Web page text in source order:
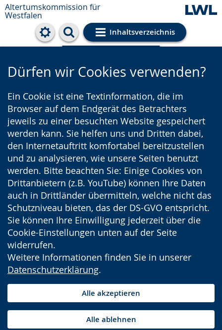
Altertumskommission für
Westfalen
Inhaltsverzeichnis
Cookie-Einstellungen
Dürfen wir Cookies verwenden?
Ein Cookie ist eine Textinformation, die im
Browser auf dem Endgerät des Betrachters
jeweils zu einer besuchten Website gespeichert
werden kann. Sie helfen uns und Dritten dabei,
den Internetauftritt komfortabel bereitzustellen
und zu analysieren, wie unsere Seiten benutzt
werden. Bitte beachten Sie: Einige Cookies von
Drittanbietern (z.B. YouTube) können Ihre Daten
auch in Drittländer übermitteln, welche nicht das
Schutzniveau bieten, das der DS-GVO entspricht.
Sie können Ihre Einwilligung jederzeit über die
Cookie-Einstellungen unten auf der Seite
widerrufen.
Weitere Informationen finden Sie in unserer
Datenschutzerklärung.
Alle akzeptieren
Alle ablehnen